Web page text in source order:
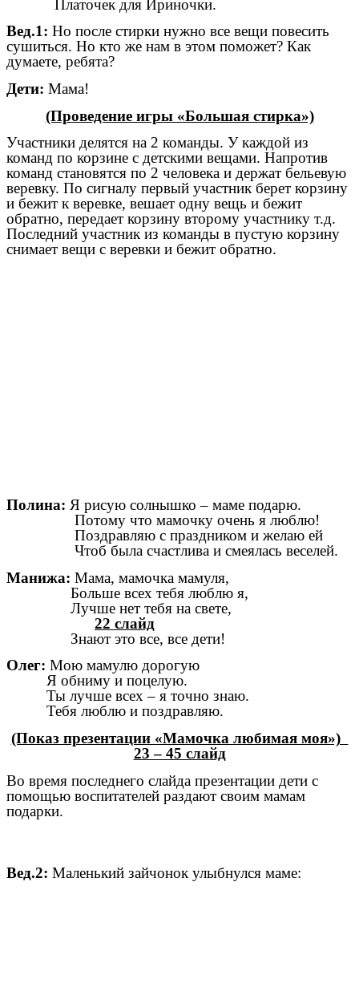
Платочек для Ириночки.
Вед.1: Но после стирки нужно все вещи повесить
сушиться. Но кто же нам в этом поможет? Как
думаете, ребята?
Дети: Мама!
(Проведение игры «Большая стирка»)
Участники делятся на 2 команды. У каждой из
команд по корзине с детскими вещами. Напротив
команд становятся по 2 человека и держат бельевую
веревку. По сигналу первый участник берет корзину
и бежит к веревке, вешает одну вещь и бежит
обратно, передает корзину второму участнику т.д.
Последний участник из команды в пустую корзину
снимает вещи с веревки и бежит обратно.
Полина: Я рисую солнышко – маме подарю.
Потому что мамочку очень я люблю!
Поздравляю с праздником и желаю ей
Чтоб была счастлива и смеялась веселей.
Манижа: Мама, мамочка мамуля,
Больше всех тебя люблю я,
Лучше нет тебя на свете,
22 слайд
Знают это все, все дети!
Олег: Мою мамулю дорогую
Я обниму и поцелую.
Ты лучше всех – я точно знаю.
Тебя люблю и поздравляю.
(Показ презентации «Мамочка любимая моя»)
23 – 45 слайд
Во время последнего слайда презентации дети с
помощью воспитателей раздают своим мамам
подарки.
Вед.2: Маленький зайчонок улыбнулся маме: